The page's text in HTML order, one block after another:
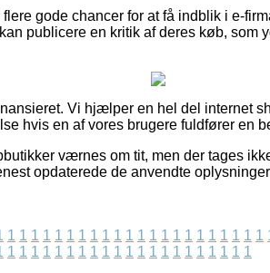
gode chancer for at få indblik i e-
publicere en kritik af deres køb, som
Vi hjælper en hel del internet
hvis en af vores brugere fuldfører en
værnes om tit, men der tages
opdaterede de anvendte
1 1 1 1 1 1 1 1 1 1 1 1 1 1 1 1 1 1 1 1 1 1
1 1 1 1 1 1 1 1 1 1 1 1 1 1 1 1 1 1 1 1 1